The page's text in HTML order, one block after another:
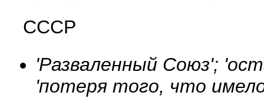
СССР
'Разваленный Союз';
'потеря того, что